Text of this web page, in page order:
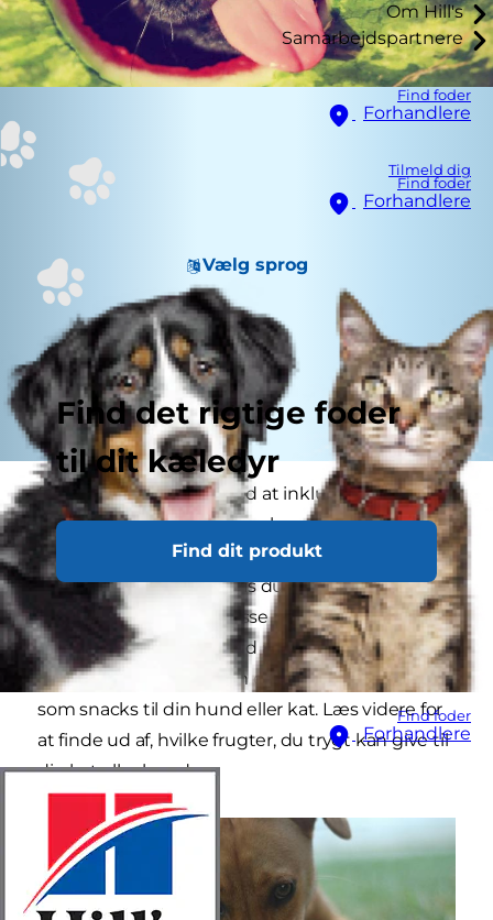
Om Hill's
Samarbejdspartnere
Find foder
Forhandlere
Tilmeld dig
Find foder
Forhandlere
Vælg sprog
Find det rigtige foder
til dit kæledyr
Find dit produkt
Find foder
Forhandlere
Der er mange fordele ved at inkludere frugt i
vores egen kost, men som hunde- og katteejere
spørger du måske dig selv: Kan min hund eller
kat også spise frugt? Hvis du er fristet til at fodre
din pelsede ven med disse lækre godbidder, vil
det glæde dig at finde ud af, at der findes en
bred vifte af frugter, som du roligt kan bruge
som snacks til din hund eller kat. Læs videre for
at finde ud af, hvilke frugter, du trygt kan give til
din kat eller hund.